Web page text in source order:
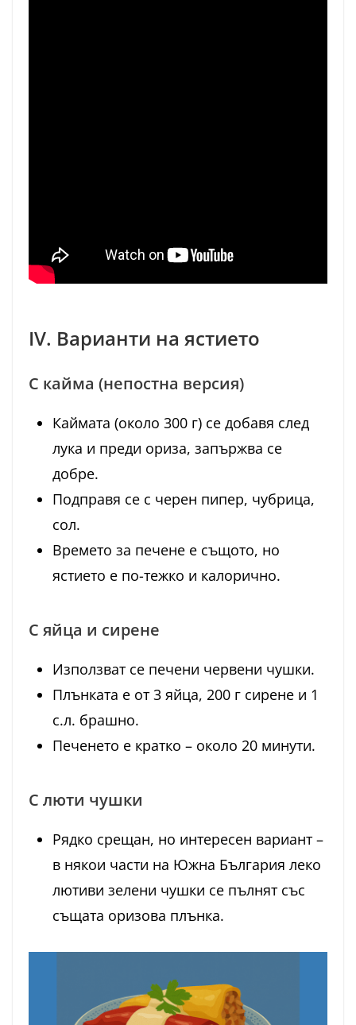
IV. Варианти на ястието
С кайма (непостна версия)
Каймата (около 300 г) се добавя след
лука и преди ориза, запържва се
добре.
Подправя се с черен пипер, чубрица,
сол.
Времето за печене е същото, но
ястието е по-тежко и калорично.
С яйца и сирене
Използват се печени червени чушки.
Плънката е от 3 яйца, 200 г сирене и 1
с.л. брашно.
Печенето е кратко – около 20 минути.
С люти чушки
Рядко срещан, но интересен вариант –
в някои части на Южна България леко
лютиви зелени чушки се пълнят със
същата оризова плънка.